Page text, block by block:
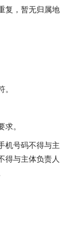
复，暂无归属地
。
机号码不得与主
得与主体负责人